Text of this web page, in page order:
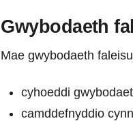
Gwybodaeth
Mae gwybodaeth
cyhoeddi
camddefnyddio